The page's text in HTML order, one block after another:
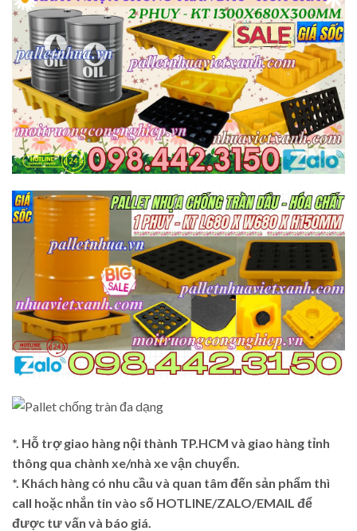
*. Hỗ trợ giao hàng nội thành TP.HCM và giao hàng tỉnh
thông qua chành xe/nhà xe vận chuyển.
*. Khách hàng có nhu cầu và quan tâm đến sản phẩm thì
call hoặc nhắn tin vào số HOTLINE/ZALO/EMAIL để
được tư vấn và báo giá.